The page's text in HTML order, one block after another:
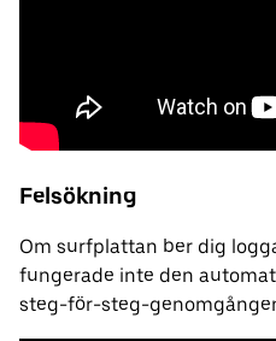
Felsökning
Om surfplattan ber dig
fungerade inte den
steg-för-steg-